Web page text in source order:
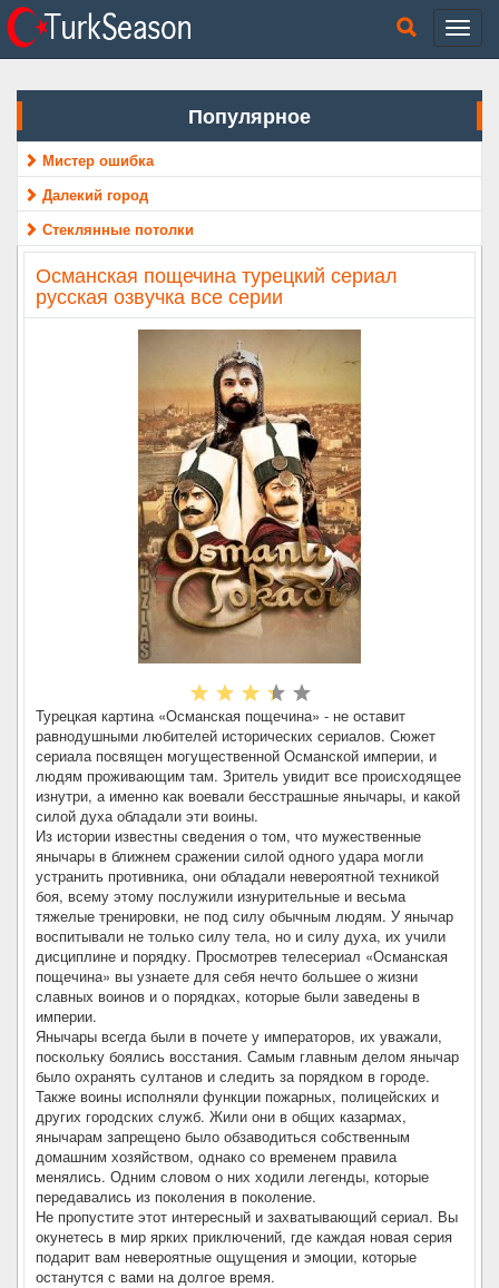
Популярное
Мистер ошибка
Далекий город
Стеклянные потолки
Османская пощечина турецкий сериал
русская озвучка все серии
Турецкая картина «Османская пощечина» - не оставит
равнодушными любителей исторических сериалов. Сюжет
сериала посвящен могущественной Османской империи, и
людям проживающим там. Зритель увидит все происходящее
изнутри, а именно как воевали бесстрашные янычары, и какой
силой духа обладали эти воины.
Из истории известны сведения о том, что мужественные
янычары в ближнем сражении силой одного удара могли
устранить противника, они обладали невероятной техникой
боя, всему этому послужили изнурительные и весьма
тяжелые тренировки, не под силу обычным людям. У янычар
воспитывали не только силу тела, но и силу духа, их учили
дисциплине и порядку. Просмотрев телесериал «Османская
пощечина» вы узнаете для себя нечто большее о жизни
славных воинов и о порядках, которые были заведены в
империи.
Янычары всегда были в почете у императоров, их уважали,
поскольку боялись восстания. Самым главным делом янычар
было охранять султанов и следить за порядком в городе.
Также воины исполняли функции пожарных, полицейских и
других городских служб. Жили они в общих казармах,
янычарам запрещено было обзаводиться собственным
домашним хозяйством, однако со временем правила
менялись. Одним словом о них ходили легенды, которые
передавались из поколения в поколение.
Не пропустите этот интересный и захватывающий сериал. Вы
окунетесь в мир ярких приключений, где каждая новая серия
подарит вам невероятные ощущения и эмоции, которые
останутся с вами на долгое время.